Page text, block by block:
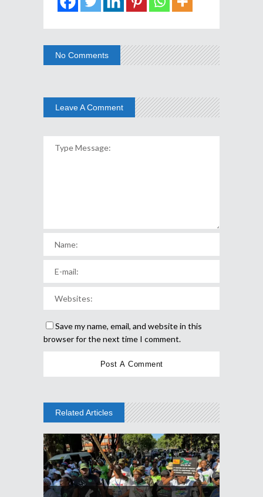
No Comments
Leave A Comment
Save my name, email, and website in this
browser for the next time I comment.
Related Articles